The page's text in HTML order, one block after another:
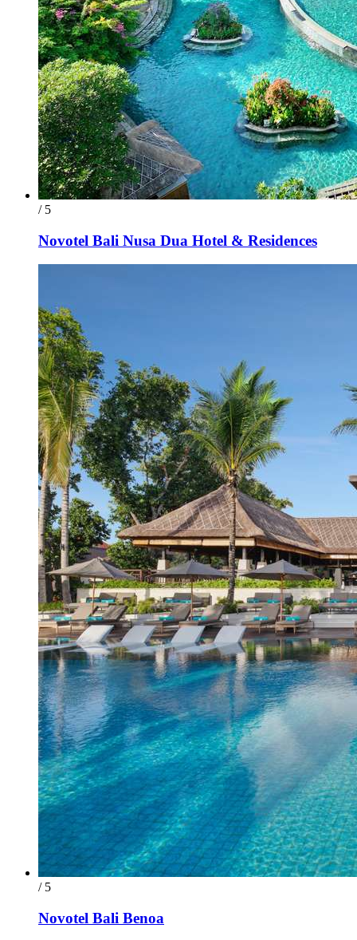
/ 5
Novotel Bali Nusa Dua Hotel & Residences
/ 5
Novotel Bali Benoa